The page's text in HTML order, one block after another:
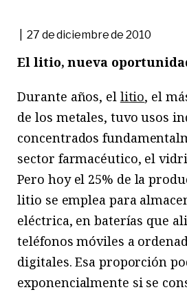
| 27 de diciembre de 2010
El litio, nueva
Durante años, el litio, el
de los metales, tuvo usos
concentrados
sector farmacéutico, el
Pero hoy el 25% de la
litio se emplea para
eléctrica, en baterías que
teléfonos móviles a
digitales. Esa proporción
exponencialmente si se